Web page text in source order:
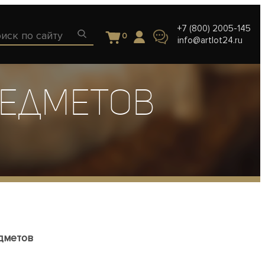
0
+7 (800) 2005-145
info@artlot24.ru